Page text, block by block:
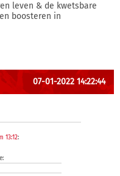
leven & de kwetsbare
boosteren in
07-01-2022 14:22:44
13:12: